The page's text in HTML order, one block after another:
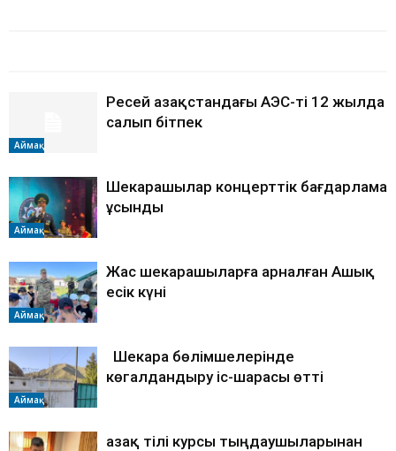
Аймақ
Ресей Қазақстандағы АЭС-ті 12 жылда
салып бітпек
Аймақ
Шекарашылар концерттік бағдарлама
ұсынды
Аймақ
Жас шекарашыларға арналған Ашық
есік күні
Аймақ
Шекара бөлімшелерінде
көгалдандыру іс-шарасы өтті
Қазақ тілі курсы тыңдаушыларынан